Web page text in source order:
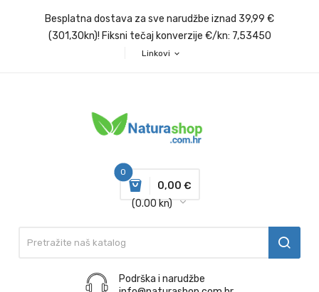
Besplatna dostava za sve narudžbe iznad 39,99 €
(301,30kn)! Fiksni tečaj konverzije €/kn: 7,53450
Linkovi expand_more
0
0,00 €
(0.00 kn)
Podrška i narudžbe